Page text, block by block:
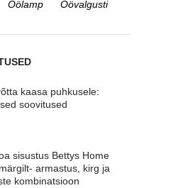
Öölamp Öövalgusti
kaasa puhkusele:
soovitused
sisustus Bettys Home
armastus, kirg ja
kombinatsioon